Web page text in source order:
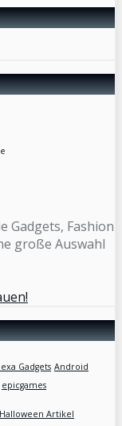
Gadgets, Fashion
große Auswahl
Gadgets Android
epicgames
Halloween Artikel